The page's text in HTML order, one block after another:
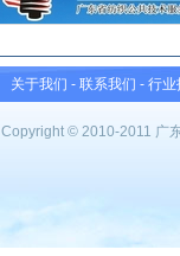
关于我们 - 联系我们 - 行业
Copyright © 2010-2011 广